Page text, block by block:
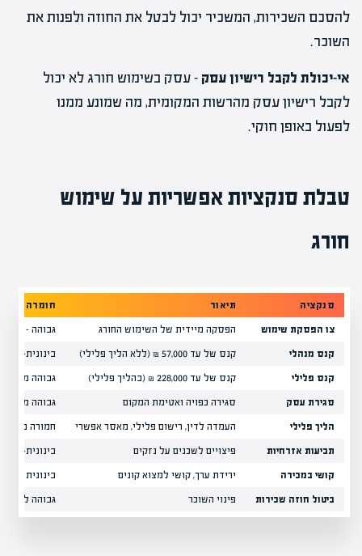
להסכם השכירות, המשכיר יכול לבטל את החוזה ולפנות את
השוכר.
אי-יכולת לקבל רישיון עסק – עסק בשימוש חורג לא יכול
לקבל רישיון עסק מהרשות המקומית, מה שמונע ממנו
לפעול באופן חוקי.
טבלת סנקציות אפשריות על שימוש
חורג
סנקציה תיאור חומרה
צו הפסקת שימוש הפסקה מיידית של השימוש החורג גבוהה – חובה
קנס מנהלי קנס של עד 57,000 ₪ (ללא הליך פלילי) בינונית-
קנס פלילי קנס של עד 228,000 ₪ (בהליך פלילי) גבוהה מאוד
סגירת עסק סגירה כפויה ואטימת המקום גבוהה מאוד
הליך פלילי העמדה לדין, רישום פלילי, מאסר אפשרי חמורה ביותר
תביעות אזרחיות פיצויים לשכנים על נזקים בינונית-
קושי במכירה ירידת ערך, קושי למצוא קונים בינונית
ביטול חוזה שכירות פינוי השוכר גבוהה לשוכר